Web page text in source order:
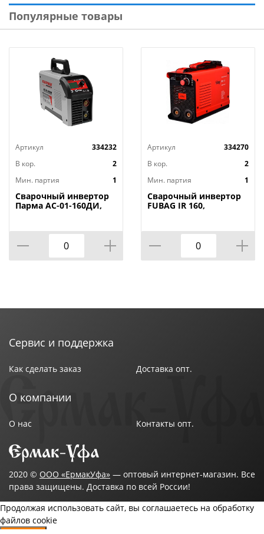
Популярные товары
Артикул
334232
В кор.
2
Мин. партия
1
Сварочный инвертор
Парма АС-01-160ДИ,
4, 0, МФЖК-дисплей
Артикул
334270
В кор.
2
Мин. партия
1
Сварочный инвертор
FUBAG IR 160,
Сервис и поддержка
Как сделать заказ Доставка опт.
О компании
О нас Контакты опт.
2020 © ООО «ЕрмакУфа» — оптовый интернет-магазин. Все
права защищены. Доставка по всей России!
Продолжая использовать сайт, вы соглашаетесь на обработку
файлов cookie